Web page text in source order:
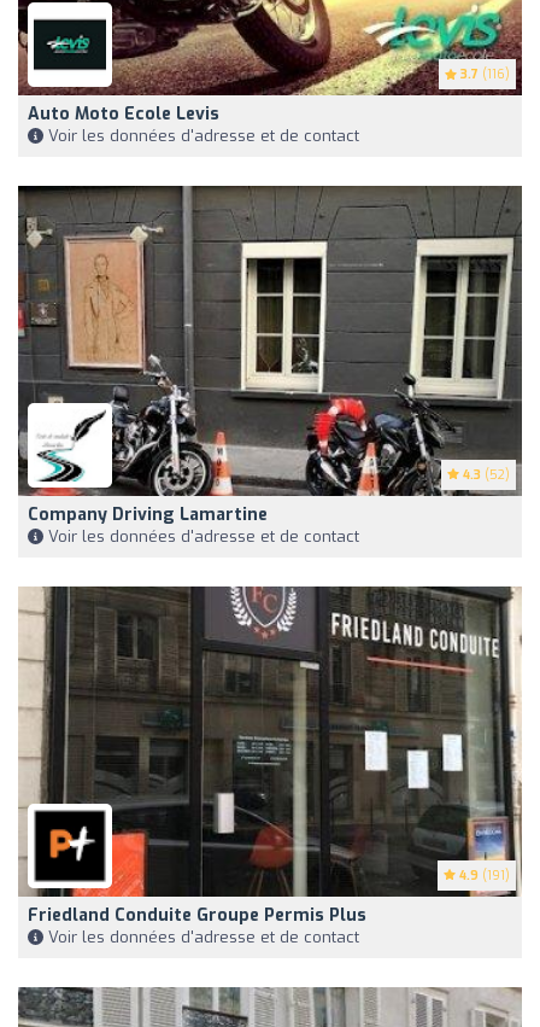
3.7 (116)
Auto Moto Ecole Levis
Voir les données d'adresse et de contact
4.3 (52)
Company Driving Lamartine
Voir les données d'adresse et de contact
4.9 (191)
Friedland Conduite Groupe Permis Plus
Voir les données d'adresse et de contact